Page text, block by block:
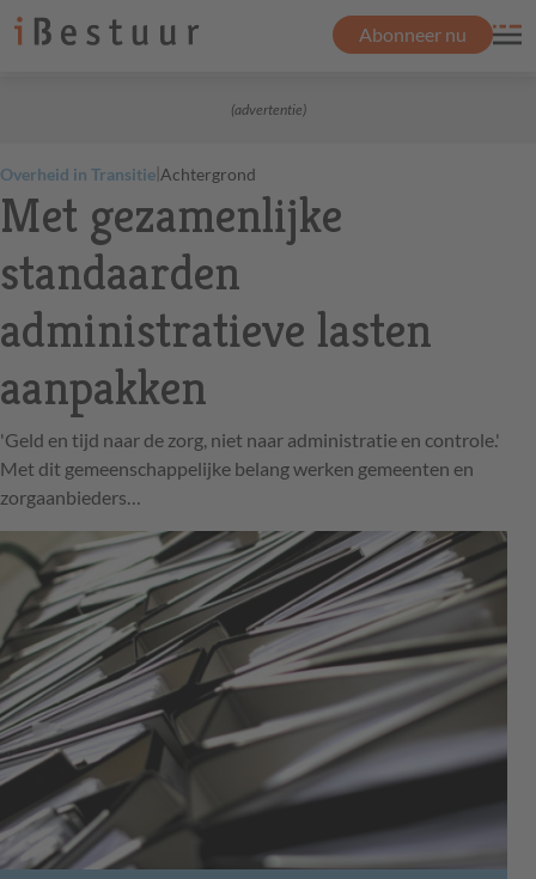
Abonneer nu
(advertentie)
Overheid in Transitie|Achtergrond
Met gezamenlijke
standaarden
administratieve lasten
aanpakken
'Geld en tijd naar de zorg, niet naar administratie en controle.'
Met dit gemeenschappelijke belang werken gemeenten en
zorgaanbieders…